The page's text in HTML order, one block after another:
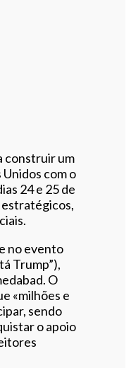
construir um
com o
24 e 25 de
no evento
Trump”),
O
«milhões e
sendo
o apoio